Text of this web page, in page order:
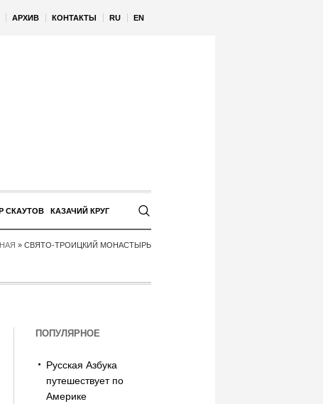
АРХИВ КОНТАКТЫ RU EN
СКАУТОВ КАЗАЧИЙ КРУГ
» СВЯТО-ТРОИЦКИЙ МОНАСТЫРЬ
ПОПУЛЯРНОЕ
Русская Азбука
путешествует по
Америке